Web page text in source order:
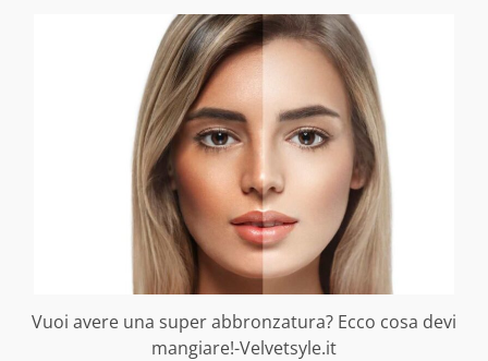
Vuoi avere una super abbronzatura? Ecco cosa devi
mangiare!-Velvetsyle.it